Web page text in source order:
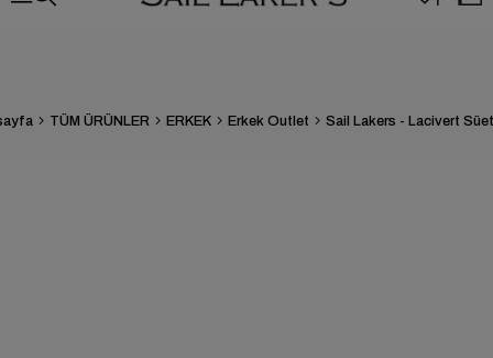
TÜM ÜRÜNLER ERKEK Erkek Outlet